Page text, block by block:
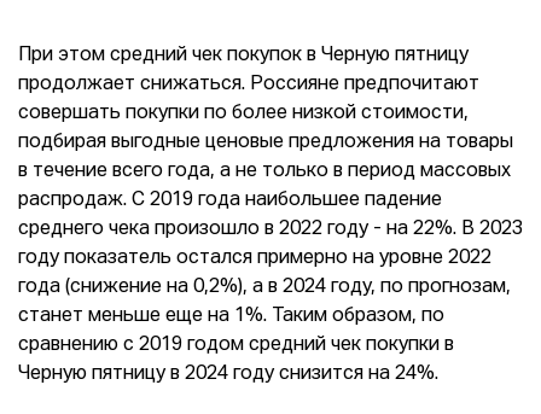
При этом средний чек покупок в Черную пятницу
продолжает снижаться. Россияне предпочитают
совершать покупки по более низкой стоимости,
подбирая выгодные ценовые предложения на товары
в течение всего года, а не только в период массовых
распродаж. С 2019 года наибольшее падение
среднего чека произошло в 2022 году - на 22%. В 2023
году показатель остался примерно на уровне 2022
года (снижение на 0,2%), а в 2024 году, по прогнозам,
станет меньше еще на 1%. Таким образом, по
сравнению с 2019 годом средний чек покупки в
Черную пятницу в 2024 году снизится на 24%.